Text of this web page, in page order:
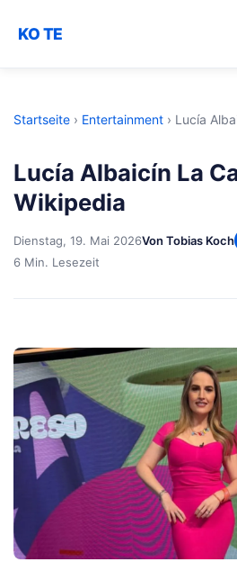
KO TE
Startseite › Entertainment › Lucía
Lucía Albaicín La
Wikipedia
Dienstag, 19. Mai 2026Von Tobias Koch
6 Min. Lesezeit